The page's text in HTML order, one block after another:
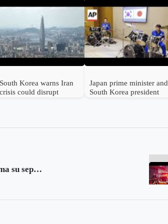
South Korea warns Iran
crisis could disrupt
Japan prime minister and
South Korea president
Shakira confirma su separación del futbolista Piqué